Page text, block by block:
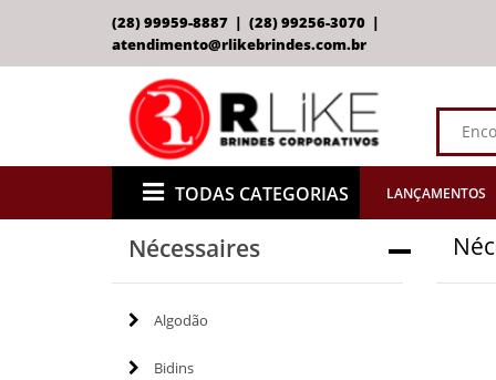
(28) 99959-8887 | (28) 99256-3070 |
atendimento@rlikebrindes.com.br
TODAS CATEGORIAS LANÇAMENTOS
Nécessaires
Algodão
Bidins